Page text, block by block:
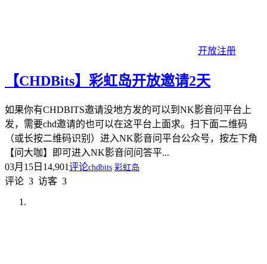
开放注册
【CHDBits】彩虹岛开放邀请2天
如果你有CHDBITS邀请没地方发的可以到NK影音问平台上
发，需要chd邀请的也可以在这平台上面求。扫下面二维码
（或长按二维码识别）进入NK影音问平台公众号，按左下角
【问大咖】即可进入NK影音问问答平...
03月15日 14,901评论chdbits 彩虹岛
评论 3 访客 3